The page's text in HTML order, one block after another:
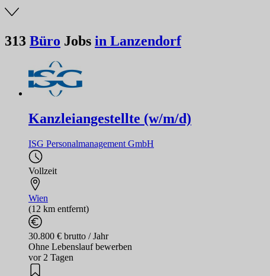
313 Büro Jobs in Lanzendorf
Kanzleiangestellte (w/m/d)
ISG Personalmanagement GmbH
Vollzeit
Wien
(12 km entfernt)
30.800 € brutto / Jahr
Ohne Lebenslauf bewerben
vor 2 Tagen